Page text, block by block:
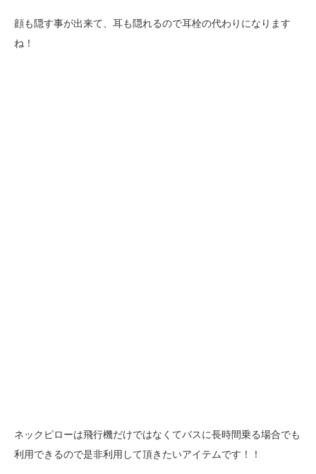
顔も隠す事が出来て、耳も隠れるので耳栓の代わりになります
ね！
ネックピローは飛行機だけではなくてバスに長時間乗る場合でも
利用できるので是非利用して頂きたいアイテムです！！